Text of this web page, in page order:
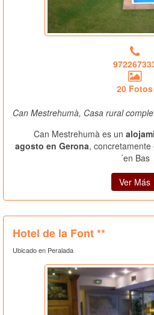
20 Fotos
Can Mestrehumà, Casa rural
Can Mestrehumà es un
agosto en Gerona, concretamente
´en Bas
Ver Más
Hotel de la Font **
Ubicado en Peralada